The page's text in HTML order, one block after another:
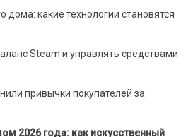
дома: какие технологии становятся
Steam и управлять средствами
привычки покупателей за
2026 года: как искусственный